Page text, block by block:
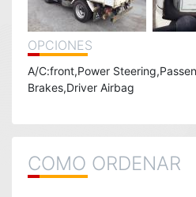
OPCIONES
A/C:front,Power
Brakes,Driver Airbag
COMO ORDENAR